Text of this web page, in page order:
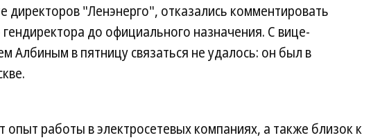
директоров "Ленэнерго", отказались комментировать
до официального назначения. С вице-
Албиным в пятницу связаться не удалось: он был в
работы в электросетевых компаниях, а также близок к